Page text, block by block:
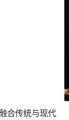
合传统与现代